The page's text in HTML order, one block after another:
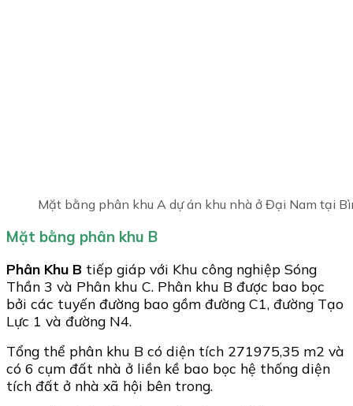
Mặt bằng phân khu A dự án khu nhà ở Đại Nam tại
Mặt bằng phân khu B
Phân Khu B tiếp giáp với Khu công nghiệp Sóng
Thần 3 và Phân khu C. Phân khu B được bao bọc
bởi các tuyến đường bao gồm đường C1, đường Tạo
Lực 1 và đường N4.
Tổng thể phân khu B có diện tích 271975,35 m2 và
có 6 cụm đất nhà ở liền kề bao bọc hệ thống diện
tích đất ở nhà xã hội bên trong.